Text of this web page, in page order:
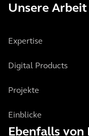
Unsere Arbeit
Expertise
Digital Products
Projekte
Einblicke
Ebenfalls von